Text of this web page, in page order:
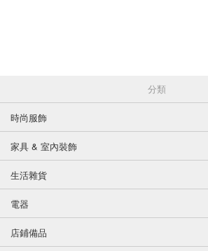
分類
時尚服飾
家具 & 室內裝飾
生活雜貨
電器
店鋪備品